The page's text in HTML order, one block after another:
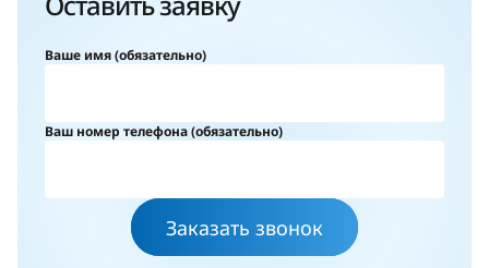
исходя из потребностей заказчика.
Ваше имя (обязательно)
Ваш номер телефона (обязательно)
Заказать звонок